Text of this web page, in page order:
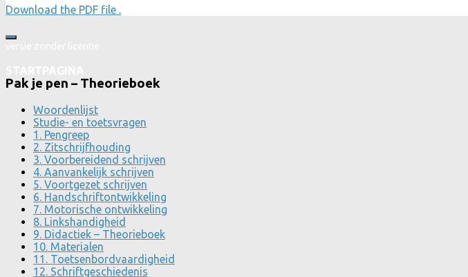
Download the PDF file .
Pak je pen – Theorieboek
Woordenlijst
Studie- en toetsvragen
1. Pengreep
2. Zitschrijfhouding
3. Voorbereidend schrijven
4. Aanvankelijk schrijven
5. Voortgezet schrijven
6. Handschriftontwikkeling
7. Motorische ontwikkeling
8. Linkshandigheid
9. Didactiek – Theorieboek
10. Materialen
11. Toetsenbordvaardigheid
12. Schriftgeschiedenis